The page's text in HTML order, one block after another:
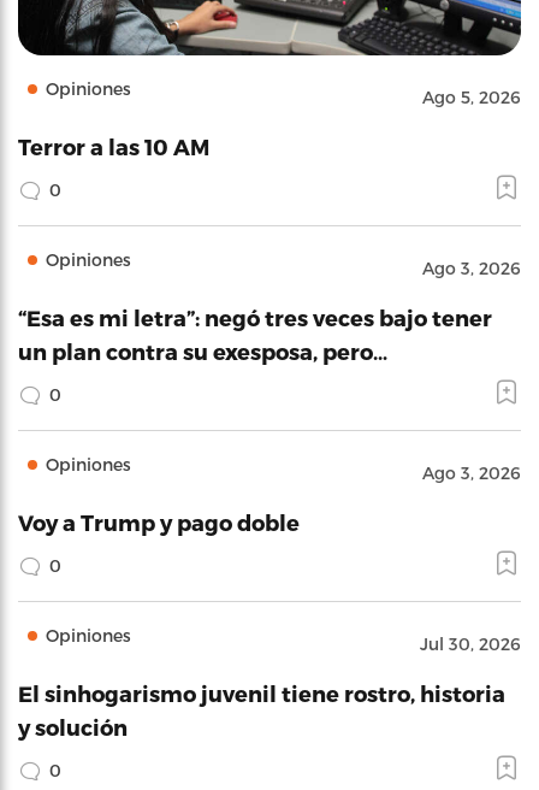
Opiniones Ago 5, 2026
Terror a las 10 AM
0
Opiniones Ago 3, 2026
“Esa es mi letra”: negó tres veces bajo tener
un plan contra su exesposa, pero…
0
Opiniones Ago 3, 2026
Voy a Trump y pago doble
0
Opiniones Jul 30, 2026
El sinhogarismo juvenil tiene rostro, historia
y solución
0